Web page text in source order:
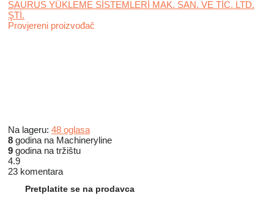
SAURUS YÜKLEME SİSTEMLERİ MAK. SAN. VE TİC. LTD.
ŞTİ.
Provjereni proizvođač
Na lageru: 48 oglasa
8 godina na Machineryline
9 godina na tržištu
4.9
23 komentara
Pretplatite se na prodavca